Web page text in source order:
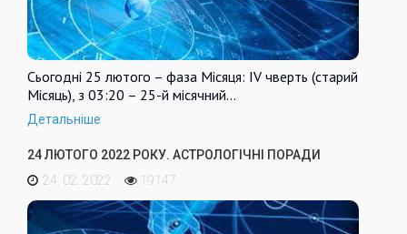
Сьогодні 25 лютого – фаза Місяця: IV чверть (старий
Місяць), з 03:20 – 25-й місячний…
Детальніше
24 ЛЮТОГО 2022 РОКУ. АСТРОЛОГІЧНІ ПОРАДИ
24. 02. 2022
19147